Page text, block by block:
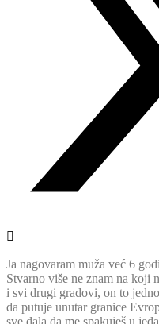
Ja nagovaram muža već 6
Stvarno više ne znam na koji
i svi drugi gradovi, on to
da putuje unutar granice
sve dala da me spakuješ u